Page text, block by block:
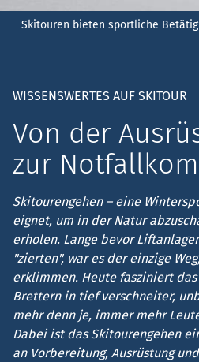
Skitouren bieten sportliche
WISSENSWERTES AUF SKITOUR
Von der
zur
Skitourengehen – eine
eignet, um in der Natur
erholen. Lange bevor
"zierten", war es der einzige
erklimmen. Heute fasziniert
Brettern in tief verschneiter,
mehr denn je, immer mehr
Dabei ist das Skitourengehen
an Vorbereitung, Ausrüstung